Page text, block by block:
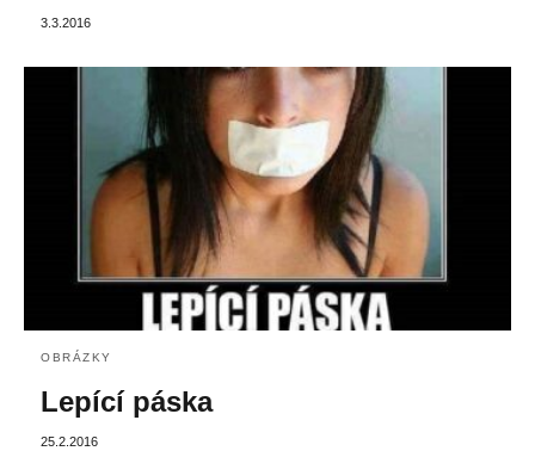
3.3.2016
OBRÁZKY
Lepící páska
25.2.2016